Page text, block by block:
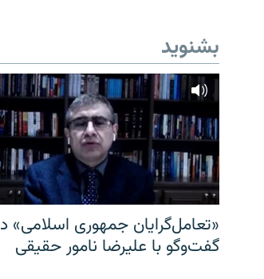
بشنوید
«تعامل‌گرایان جمهوری اسلامی»
گفت‌وگو با علیرضا نامور حقیقی